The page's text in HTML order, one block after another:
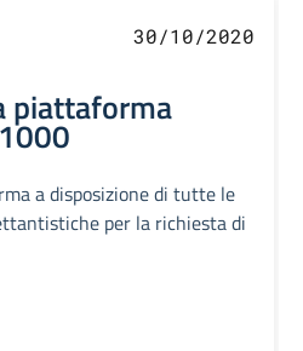
30/10/2020
piattaforma
a disposizione di tutte le
per la richiesta di